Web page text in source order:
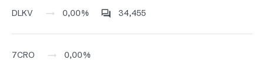
DLKV 0,00% 34,455
7CRO 0,00%